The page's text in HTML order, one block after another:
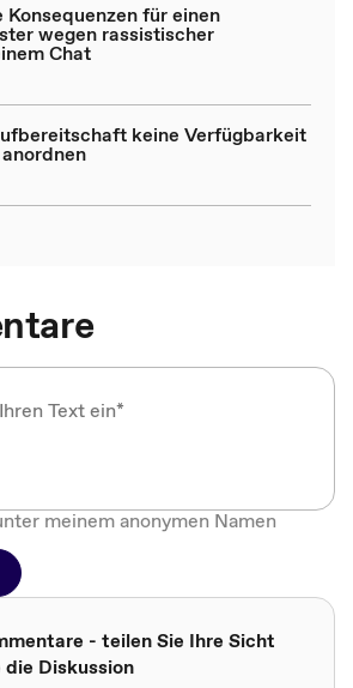
für einen
wegen rassistischer
Chat
keine Verfügbarkeit
meinem anonymen Namen
- teilen Sie Ihre Sicht
Diskussion